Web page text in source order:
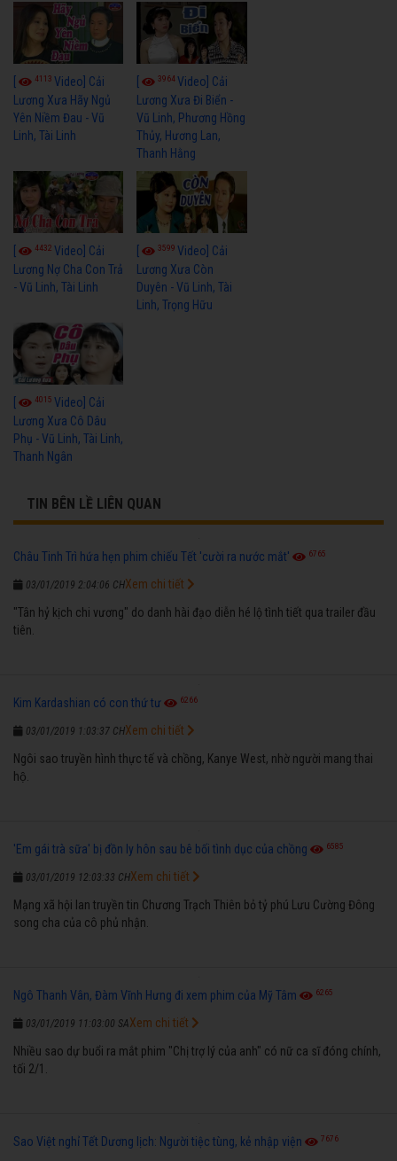
4113 Video] Cải
Lương Xưa Hãy Ngủ
Yên Niềm Đau - Vũ
Linh, Tài Linh
3964Video] Cải
Lương Xưa Đi Biển -
Vũ Linh, Phương Hồng
Thủy, Hương Lan,
Thanh Hằng
4432 Video] Cải
Lương Nợ Cha Con Trả
- Vũ Linh, Tài Linh
3599Video] Cải
Lương Xưa Còn
Duyên - Vũ Linh, Tài
Linh, Trọng Hữu
[ 4015 Video] Cải
Lương Xưa Cô Dâu
Phụ - Vũ Linh, Tài Linh,
Thanh Ngân
TIN BÊN LỀ LIÊN QUAN
Châu Tinh Trì hứa hẹn phim chiếu Tết 'cười ra nước mắt' 6765
03/01/2019 2:04:06 CH
"Tân hỷ kịch chi vương" do danh hài đạo diễn hé lộ tình tiết qua trailer đầu
tiên.
Xem chi tiết
Kim Kardashian có con thứ tư 6266
03/01/2019 1:03:37 CH
Ngôi sao truyền hình thực tế và chồng, Kanye West, nhờ người mang thai
hộ.
Xem chi tiết
'Em gái trà sữa' bị đồn ly hôn sau bê bối tình dục của chồng 6585
03/01/2019 12:03:33 CH
Mạng xã hội lan truyền tin Chương Trạch Thiên bỏ tỷ phú Lưu Cường Đông
song cha của cô phủ nhận.
Xem chi tiết
Ngô Thanh Vân, Đàm Vĩnh Hưng đi xem phim của Mỹ Tâm 6265
03/01/2019 11:03:00 SA
Nhiều sao dự buổi ra mắt phim "Chị trợ lý của anh" có nữ ca sĩ đóng chính,
tối 2/1.
Xem chi tiết
Sao Việt nghỉ Tết Dương lịch: Người tiệc tùng, kẻ nhập viện 7676